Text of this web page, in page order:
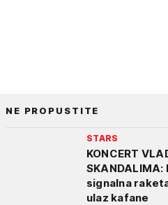
NE PROPUSTITE
STARS
KONCERT
signalna
ulaz kafane